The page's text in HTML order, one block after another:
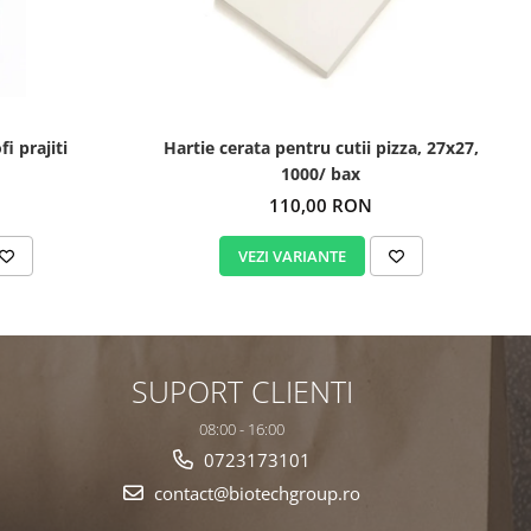
prajiti
Hartie cerata pentru cutii pizza, 27x27,
1000/ bax
110,00 RON
VEZI VARIANTE
SUPORT CLIENTI
08:00 - 16:00
0723173101
contact@biotechgroup.ro